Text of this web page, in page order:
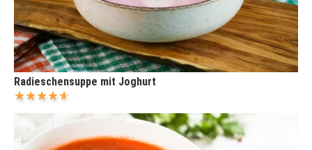
Radieschensuppe mit Joghurt